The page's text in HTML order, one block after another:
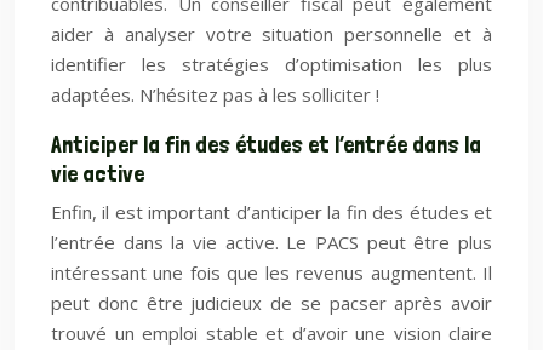
aider à analyser votre situation personnelle et à
identifier les stratégies d’optimisation les plus
adaptées. N’hésitez pas à les solliciter !
Anticiper la fin des études et l’entrée dans la
vie active
Enfin, il est important d’anticiper la fin des études et
l’entrée dans la vie active. Le PACS peut être plus
intéressant une fois que les revenus augmentent. Il
peut donc être judicieux de se pacser après avoir
trouvé un emploi stable et d’avoir une vision claire